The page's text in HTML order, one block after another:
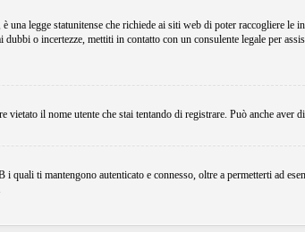
legge statunitense che richiede ai siti web di poter raccogliere
o incertezze, mettiti in contatto con un consulente legale per
il nome utente che stai tentando di registrare. Può anche
quali ti mantengono autenticato e connesso, oltre a permetterti ad